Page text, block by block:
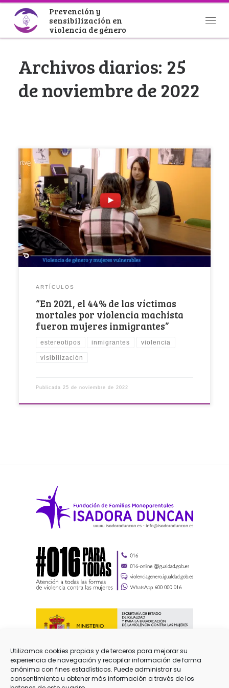
Utilizamos cookies propias y de terceros para mejorar su
experiencia de navegación y recopilar información de forma
anónima con fines estadísticos. Puede administrar su
consentimiento u obtener más información a través de los
Saltar al contenido
Prevención y
sensibilización en
violencia de género
Archivos diarios: 25
de noviembre de 2022
Con motivo del Día Internacional de la
Eliminación de la Violencia contra la Mujer, 25 de
noviembre, profesionales del telediario de RTVE
se interesaron por el trabajo que realizamos
desde el Centro de prevención y protección a
mujeres inmigrantes víctimas de violencia de
género de nuestra entidad.
ARTÍCULOS
“En 2021, el 44% de las víctimas
mortales por violencia machista
fueron mujeres inmigrantes”
estereotipos inmigrantes violencia
visibilización
Publicada 25 de noviembre de 2022